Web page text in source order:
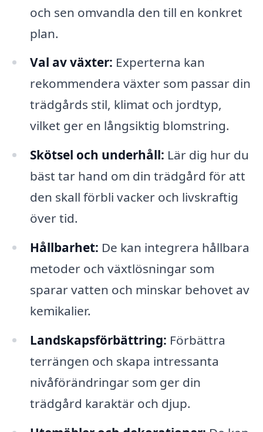
och sen omvandla den till en konkret
plan.
Val av växter: Experterna kan
rekommendera växter som passar din
trädgårds stil, klimat och jordtyp,
vilket ger en långsiktig blomstring.
Skötsel och underhåll: Lär dig hur du
bäst tar hand om din trädgård för att
den skall förbli vacker och livskraftig
över tid.
Hållbarhet: De kan integrera hållbara
metoder och växtlösningar som
sparar vatten och minskar behovet av
kemikalier.
Landskapsförbättring: Förbättra
terrängen och skapa intressanta
nivåförändringar som ger din
trädgård karaktär och djup.